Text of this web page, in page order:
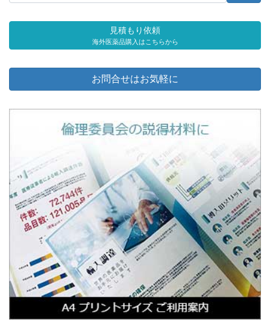
見積もり依頼
海外医薬品購入はこちらから
お問合せはお気軽に